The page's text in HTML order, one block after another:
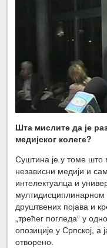
Шта мислите да је
медијског колеге?
Суштина је у томе што
независни медији и
интелектуалца и
друштвених појава и
„трећег погледа“ у
опозиције у Српској,
отворено.